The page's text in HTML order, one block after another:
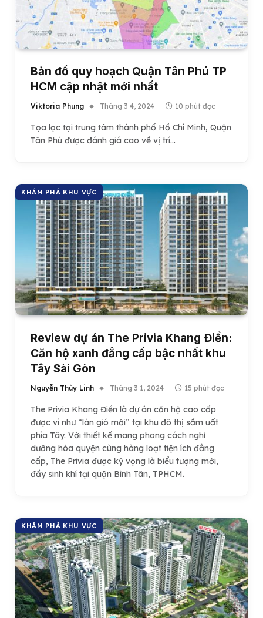
Bản đồ quy hoạch Quận Tân Phú TP
HCM cập nhật mới nhất
Viktoria Phung Tháng 3 4, 2024 10 phút đọc
Tọa lạc tại trung tâm thành phố Hồ Chí Minh, Quận
Tân Phú được đánh giá cao về vị trí…
KHÁM PHÁ KHU VỰC
Review dự án The Privia Khang Điền:
Căn hộ xanh đẳng cấp bậc nhất khu
Tây Sài Gòn
Nguyễn Thùy Linh Tháng 3 1, 2024 15 phút đọc
The Privia Khang Điền là dự án căn hộ cao cấp
được ví như “làn gió mới” tại khu đô thị sầm uất
phía Tây. Với thiết kế mang phong cách nghỉ
dưỡng hòa quyện cùng hàng loạt tiện ích đẳng
cấp, The Privia được kỳ vọng là biểu tượng mới,
đầy sinh khí tại quận Bình Tân, TPHCM.
KHÁM PHÁ KHU VỰC